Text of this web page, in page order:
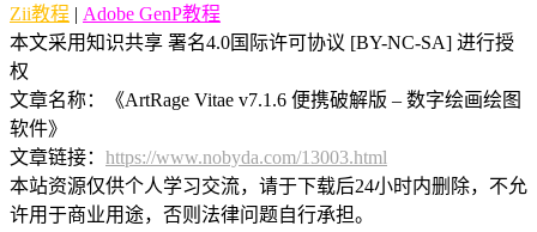
Zii教程 | Adobe GenP教程
本文采用知识共享 署名4.0国际许可协议 [BY-NC-SA] 进行授
权
文章名称：《ArtRage Vitae v7.1.6 便携破解版 – 数字绘画绘图
软件》
文章链接： https://www.nobyda.com/13003.html
本站资源仅供个人学习交流，请于下载后24小时内删除，不允
许用于商业用途，否则法律问题自行承担。